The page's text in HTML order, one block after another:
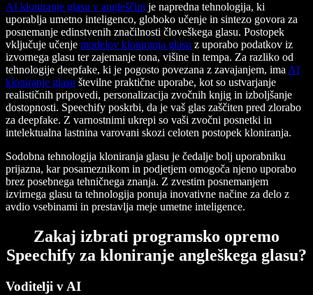
AI kloniranje glasu v angleščini je napredna tehnologija, ki
uporablja umetno inteligenco, globoko učenje in sintezo govora za
posnemanje edinstvenih značilnosti človeškega glasu. Postopek
vključuje učenje modelov kloniranja glasu z uporabo podatkov iz
izvornega glasu ter zajemanje tona, višine in tempa. Za razliko od
tehnologije deepfake, ki je pogosto povezana z zavajanjem, ima AI
kloniranje glasu številne praktične uporabe, kot so ustvarjanje
realističnih pripovedi, personalizacija zvočnih knjig in izboljšanje
dostopnosti. Speechify poskrbi, da je vaš glas zaščiten pred zlorabo
za deepfake. Z varnostnimi ukrepi so vaši zvočni posnetki in
intelektualna lastnina varovani skozi celoten postopek kloniranja.
Sodobna tehnologija kloniranja glasu je čedalje bolj uporabniku
prijazna, kar posameznikom in podjetjem omogoča njeno uporabo
brez posebnega tehničnega znanja. Z zvestim posnemanjem
izvirnega glasu ta tehnologija ponuja inovativne načine za delo z
avdio vsebinami in prestavlja meje umetne inteligence.
Zakaj izbrati programsko opremo
Speechify za kloniranje angleškega glasu?
Voditelji v AI